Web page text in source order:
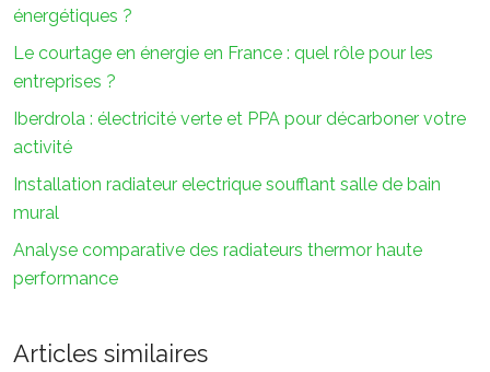
énergétiques ?
Le courtage en énergie en France : quel rôle pour les
entreprises ?
Iberdrola : électricité verte et PPA pour décarboner votre
activité
Installation radiateur electrique soufflant salle de bain
mural
Analyse comparative des radiateurs thermor haute
performance
Articles similaires